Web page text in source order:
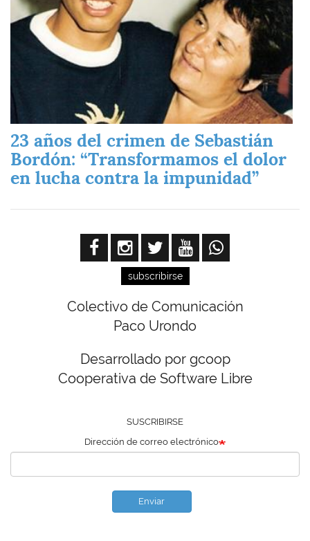
23 años del crimen de Sebastián
Bordón: “Transformamos el dolor
en lucha contra la impunidad”
subscribirse
Colectivo de Comunicación
Paco Urondo
Desarrollado por gcoop
Cooperativa de Software Libre
SUSCRIBIRSE
Dirección de correo electrónico
Enviar